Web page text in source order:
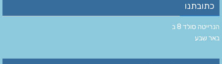
כתובתנו
הנרייטה סולד 8 ב‏
‏באר שבע‏